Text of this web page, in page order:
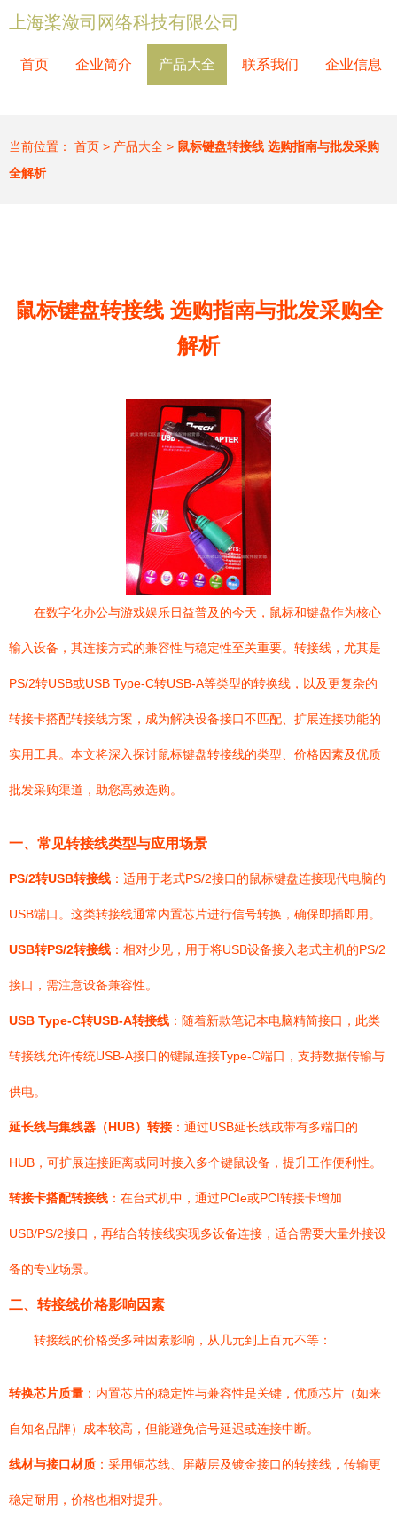
上海桨潋司网络科技有限公司
首页 企业简介 产品大全 联系我们 企业信息
当前位置： 首页 > 产品大全 > 鼠标键盘转接线 选购指南与批发采购
全解析
鼠标键盘转接线 选购指南与批发采购全
解析
在数字化办公与游戏娱乐日益普及的今天，鼠标和键盘作为核心
输入设备，其连接方式的兼容性与稳定性至关重要。转接线，尤其是
PS/2转USB或USB Type-C转USB-A等类型的转换线，以及更复杂的
转接卡搭配转接线方案，成为解决设备接口不匹配、扩展连接功能的
实用工具。本文将深入探讨鼠标键盘转接线的类型、价格因素及优质
批发采购渠道，助您高效选购。
一、常见转接线类型与应用场景
PS/2转USB转接线 ：适用于老式PS/2接口的鼠标键盘连接现代电脑的
USB端口。这类转接线通常内置芯片进行信号转换，确保即插即用。
USB转PS/2转接线 ：相对少见，用于将USB设备接入老式主机的PS/2
接口，需注意设备兼容性。
USB Type-C转USB-A转接线 ：随着新款笔记本电脑精简接口，此类
转接线允许传统USB-A接口的键鼠连接Type-C端口，支持数据传输与
供电。
延长线与集线器（HUB）转接 ：通过USB延长线或带有多端口的
HUB，可扩展连接距离或同时接入多个键鼠设备，提升工作便利性。
转接卡搭配转接线 ：在台式机中，通过PCIe或PCI转接卡增加
USB/PS/2接口，再结合转接线实现多设备连接，适合需要大量外接设
备的专业场景。
二、转接线价格影响因素
转接线的价格受多种因素影响，从几元到上百元不等：
转换芯片质量 ：内置芯片的稳定性与兼容性是关键，优质芯片（如来
自知名品牌）成本较高，但能避免信号延迟或连接中断。
线材与接口材质 ：采用铜芯线、屏蔽层及镀金接口的转接线，传输更
稳定耐用，价格也相对提升。